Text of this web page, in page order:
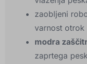
zaobljeni
varnost otrok
modra
zaprtega